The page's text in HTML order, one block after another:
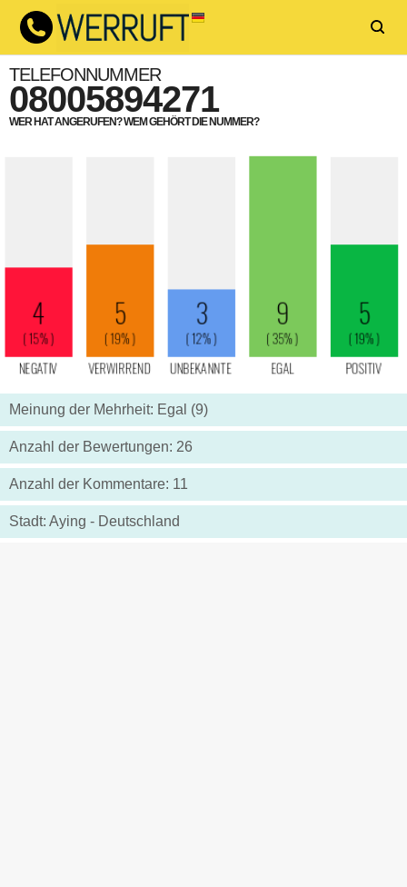
TELEFONNUMMER
08005894271
WER HAT ANGERUFEN? WEM GEHÖRT DIE NUMMER?
Meinung der Mehrheit: Egal (9)
Anzahl der Bewertungen: 26
Anzahl der Kommentare: 11
Stadt: Aying - Deutschland